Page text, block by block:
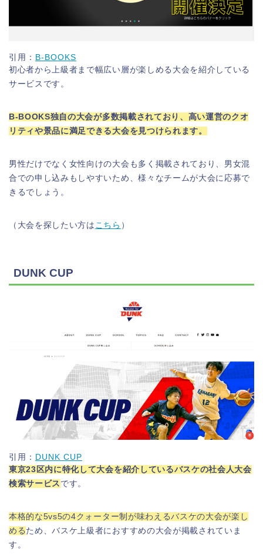
引用： B-BOOKS
初心者から上級者まで幅広い層が楽しめる大会を紹介している
サービスです。
B-BOOKS独自の大会が多数掲載されており、高い運営のクオ
リティや景品に満足できる大会を見つけられます。
男性だけでなく女性向けの大会も多く掲載されており、男女混
合での申し込みもしやすいため、様々なチームが大会に応募で
きるでしょう。
（大会を探したい方は こちら ）
DUNK CUP
引用： DUNK CUP
東京23区内に特化して大会を紹介しているバスケの社会人大会
検索サービス です。
本格的な5vs5の4クォーター制が味わえるバスケの大会が楽し
める ため、バスケ上級者におすすめの大会が掲載されていま
す。